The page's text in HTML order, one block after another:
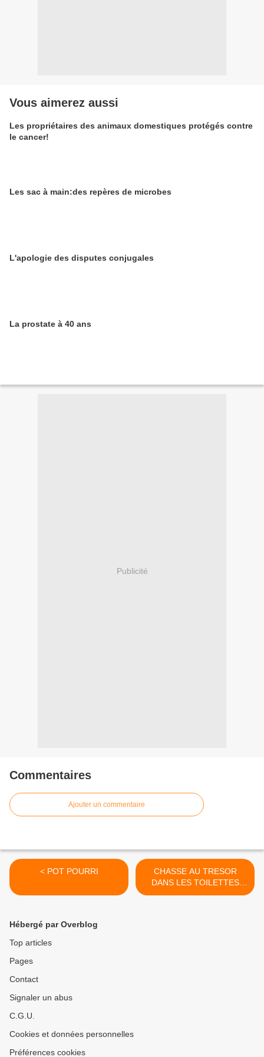
Vous aimerez aussi
Les propriétaires des animaux domestiques protégés contre
le cancer!
Les sac à main:des repères de microbes
L'apologie des disputes conjugales
La prostate à 40 ans
Publicité
Commentaires
Ajouter un commentaire
< POT POURRI
CHASSE AU TRESOR
DANS LES TOILETTES
JAPONAISES >
Hébergé par Overblog
Top articles
Pages
Contact
Signaler un abus
C.G.U.
Cookies et données personnelles
Préférences cookies